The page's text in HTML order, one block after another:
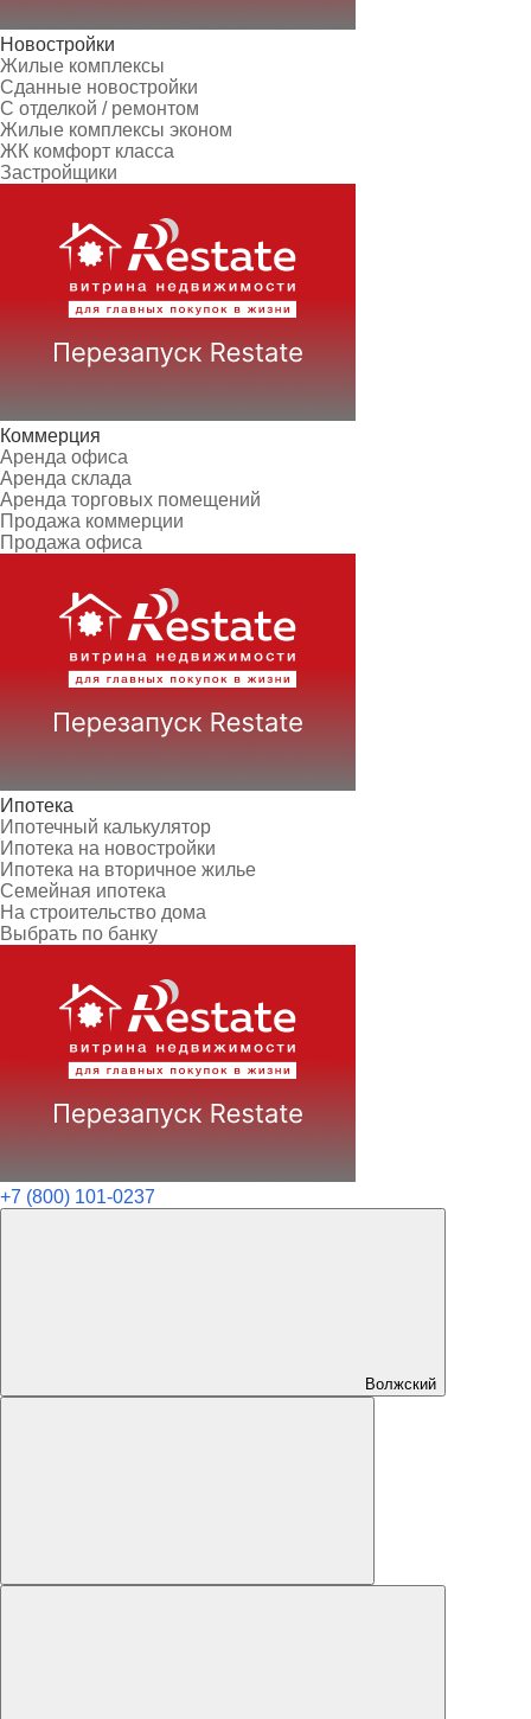
Новостройки
Жилые комплексы
Сданные новостройки
С отделкой / ремонтом
Жилые комплексы эконом
ЖК комфорт класса
Застройщики
Коммерция
Аренда офиса
Аренда склада
Аренда торговых помещений
Продажа коммерции
Продажа офиса
Ипотека
Ипотечный калькулятор
Ипотека на новостройки
Ипотека на вторичное жилье
Семейная ипотека
На строительство дома
Выбрать по банку
+7 (800) 101-0237
Волжский